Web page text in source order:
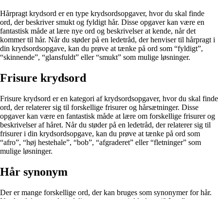
Hårpragt krydsord er en type krydsordsopgaver, hvor du skal finde
ord, der beskriver smukt og fyldigt hår. Disse opgaver kan være en
fantastisk måde at lære nye ord og beskrivelser at kende, når det
kommer til hår. Når du støder på en ledetråd, der henviser til hårpragt i
din krydsordsopgave, kan du prøve at tænke på ord som “fyldigt”,
“skinnende”, “glansfuldt” eller “smukt” som mulige løsninger.
Frisure krydsord
Frisure krydsord er en kategori af krydsordsopgaver, hvor du skal finde
ord, der relaterer sig til forskellige frisurer og hårsætninger. Disse
opgaver kan være en fantastisk måde at lære om forskellige frisurer og
beskrivelser af håret. Når du støder på en ledetråd, der relaterer sig til
frisurer i din krydsordsopgave, kan du prøve at tænke på ord som
“afro”, “høj hestehale”, “bob”, “afgraderet” eller “fletninger” som
mulige løsninger.
Hår synonym
Der er mange forskellige ord, der kan bruges som synonymer for hår.